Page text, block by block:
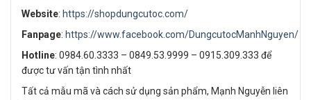
Website: https://shopdungcutoc.com/
Fanpage: https://www.facebook.com/DungcutocManhNguyen/
Hotline: 0984.60.3333 – 0849.53.9999 – 0915.309.333 để
được tư vấn tận tình nhất
Tất cả mẫu mã và cách sử dụng sản phẩm, Mạnh Nguyễn liên